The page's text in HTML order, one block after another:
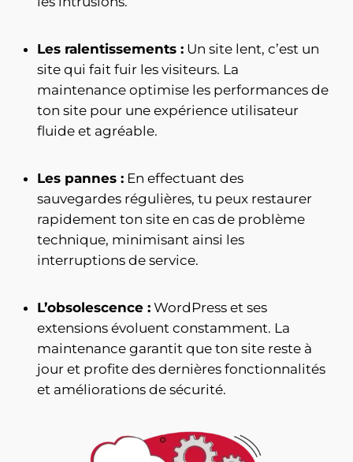
Les ralentissements : Un site lent, c’est un
site qui fait fuir les visiteurs. La
maintenance optimise les performances de
ton site pour une expérience utilisateur
fluide et agréable.
Les pannes : En effectuant des
sauvegardes régulières, tu peux restaurer
rapidement ton site en cas de problème
technique, minimisant ainsi les
interruptions de service.
L’obsolescence : WordPress et ses
extensions évoluent constamment. La
maintenance garantit que ton site reste à
jour et profite des dernières fonctionnalités
et améliorations de sécurité.